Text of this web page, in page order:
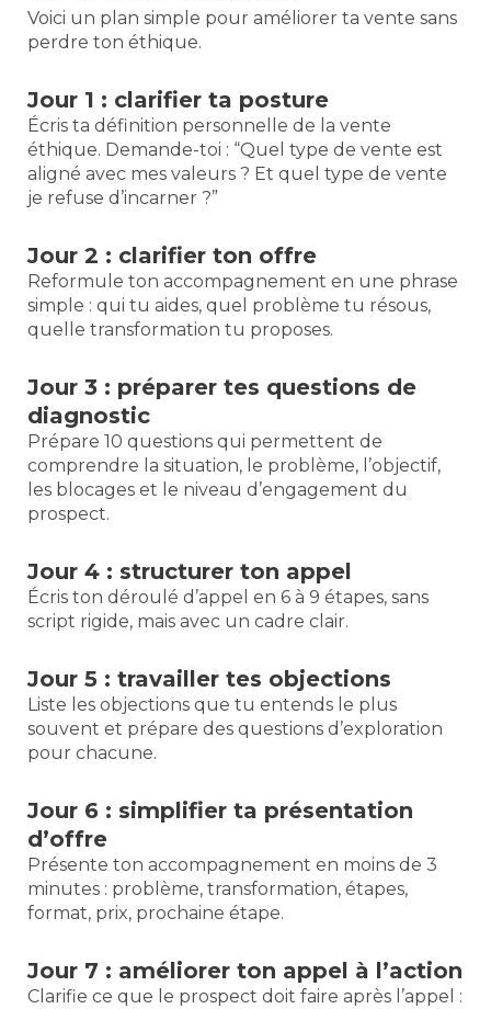
Voici un plan simple pour améliorer ta vente sans
perdre ton éthique.
Jour 1 : clarifier ta posture
Écris ta définition personnelle de la vente
éthique. Demande-toi : “Quel type de vente est
aligné avec mes valeurs ? Et quel type de vente
je refuse d’incarner ?”
Jour 2 : clarifier ton offre
Reformule ton accompagnement en une phrase
simple : qui tu aides, quel problème tu résous,
quelle transformation tu proposes.
Jour 3 : préparer tes questions de
diagnostic
Prépare 10 questions qui permettent de
comprendre la situation, le problème, l’objectif,
les blocages et le niveau d’engagement du
prospect.
Jour 4 : structurer ton appel
Écris ton déroulé d’appel en 6 à 9 étapes, sans
script rigide, mais avec un cadre clair.
Jour 5 : travailler tes objections
Liste les objections que tu entends le plus
souvent et prépare des questions d’exploration
pour chacune.
Jour 6 : simplifier ta présentation
d’offre
Présente ton accompagnement en moins de 3
minutes : problème, transformation, étapes,
format, prix, prochaine étape.
Jour 7 : améliorer ton appel à l’action
Clarifie ce que le prospect doit faire après l’appel :